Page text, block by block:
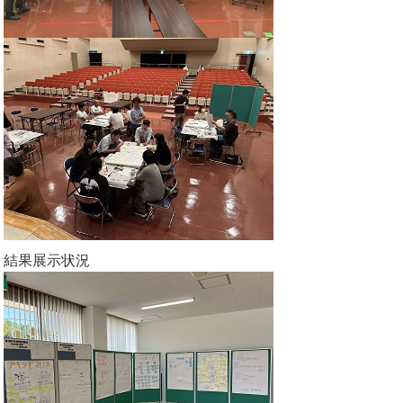
結果展示状況